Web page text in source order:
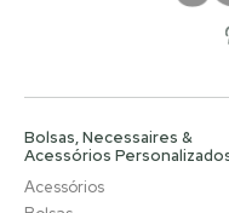
Bolsas, Necessaires &
Acessórios
Acessórios